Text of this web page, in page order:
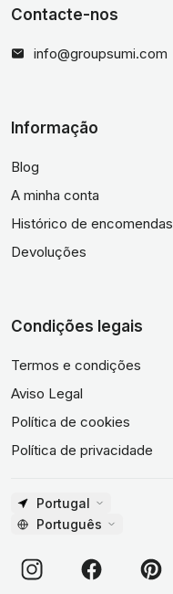
Contacte-nos
info@groupsumi.com
Informação
Blog
A minha conta
Histórico de encomendas
Devoluções
Condições legais
Termos e condições
Aviso Legal
Política de cookies
Política de privacidade
Portugal
Português